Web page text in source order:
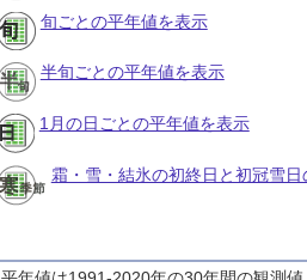
旬ごとの平年値を表示
半旬ごとの平年値を表示
1月の日ごとの平年値を表示
霜・雪・結氷の初終日と初冠雪